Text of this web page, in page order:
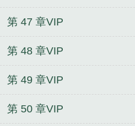
第 47 章VIP
第 48 章VIP
第 49 章VIP
第 50 章VIP